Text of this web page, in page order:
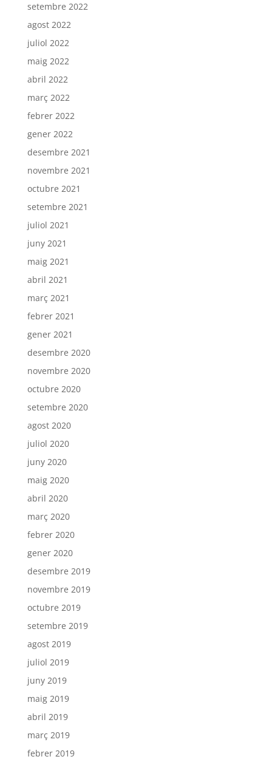
setembre 2022
agost 2022
juliol 2022
maig 2022
abril 2022
març 2022
febrer 2022
gener 2022
desembre 2021
novembre 2021
octubre 2021
setembre 2021
juliol 2021
juny 2021
maig 2021
abril 2021
març 2021
febrer 2021
gener 2021
desembre 2020
novembre 2020
octubre 2020
setembre 2020
agost 2020
juliol 2020
juny 2020
maig 2020
abril 2020
març 2020
febrer 2020
gener 2020
desembre 2019
novembre 2019
octubre 2019
setembre 2019
agost 2019
juliol 2019
juny 2019
maig 2019
abril 2019
març 2019
febrer 2019